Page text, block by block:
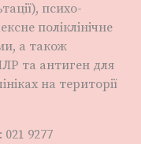
психо-
поліклінічне
а також
та антиген для
на території
9277